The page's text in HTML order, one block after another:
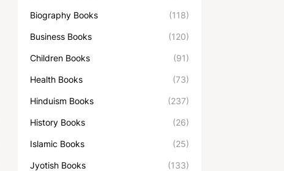
Biography Books (118)
Business Books (120)
Children Books (91)
Health Books (73)
Hinduism Books (237)
History Books (26)
Islamic Books (25)
Jyotish Books (133)